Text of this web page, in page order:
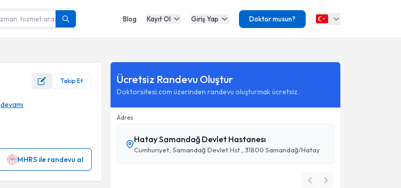
Blog Kayıt Ol Giriş Yap Doktor musun?
Takip Et
devamı
MHRS ile randevu al
Ücretsiz Randevu Oluştur
Doktorsitesi.com üzerinden randevu oluşturmak ücretsiz.
Adres
Hatay Samandağ Devlet Hastanesı
Cumhuriyet, Samandağ Devlet Hst., 31800 Samandağ/Hatay